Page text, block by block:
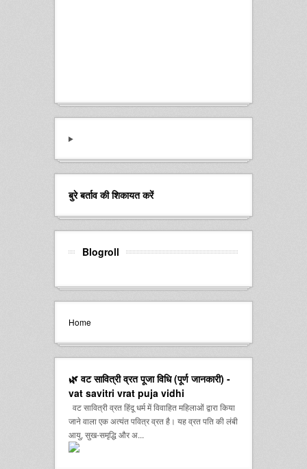
बुरे बर्ताव की शिकायत करें
Blogroll
Home
🌿 वट सावित्री व्रत पूजा विधि (पूर्ण जानकारी) -
vat savitri vrat puja vidhi
वट सावित्री व्रत हिंदू धर्म में विवाहित महिलाओं द्वारा किया
जाने वाला एक अत्यंत पवित्र व्रत है। यह व्रत पति की लंबी
आयु, सुख-समृद्धि और अ...